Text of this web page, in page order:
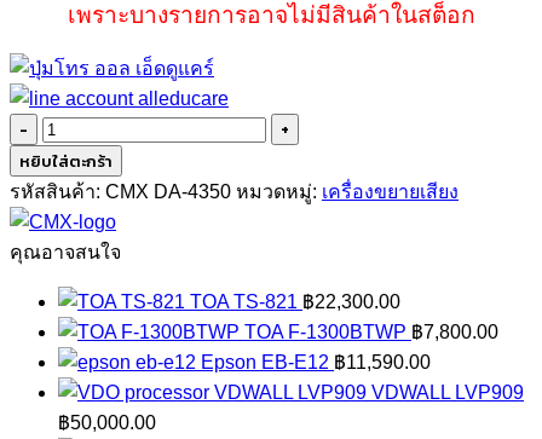
เพราะบางรายการอาจไม่มีสินค้าในสต็อก
จำนวน
CMX
DA-
4350
ชิ้น
หยิบใส่ตะกร้า
รหัสสินค้า: CMX DA-4350 หมวดหมู่: เครื่องขยายเสียง
คุณอาจสนใจ
TOA TS-821 ฿22,300.00
TOA F-1300BTWP ฿7,800.00
Epson EB-E12 ฿11,590.00
VDWALL LVP909
฿50,000.00